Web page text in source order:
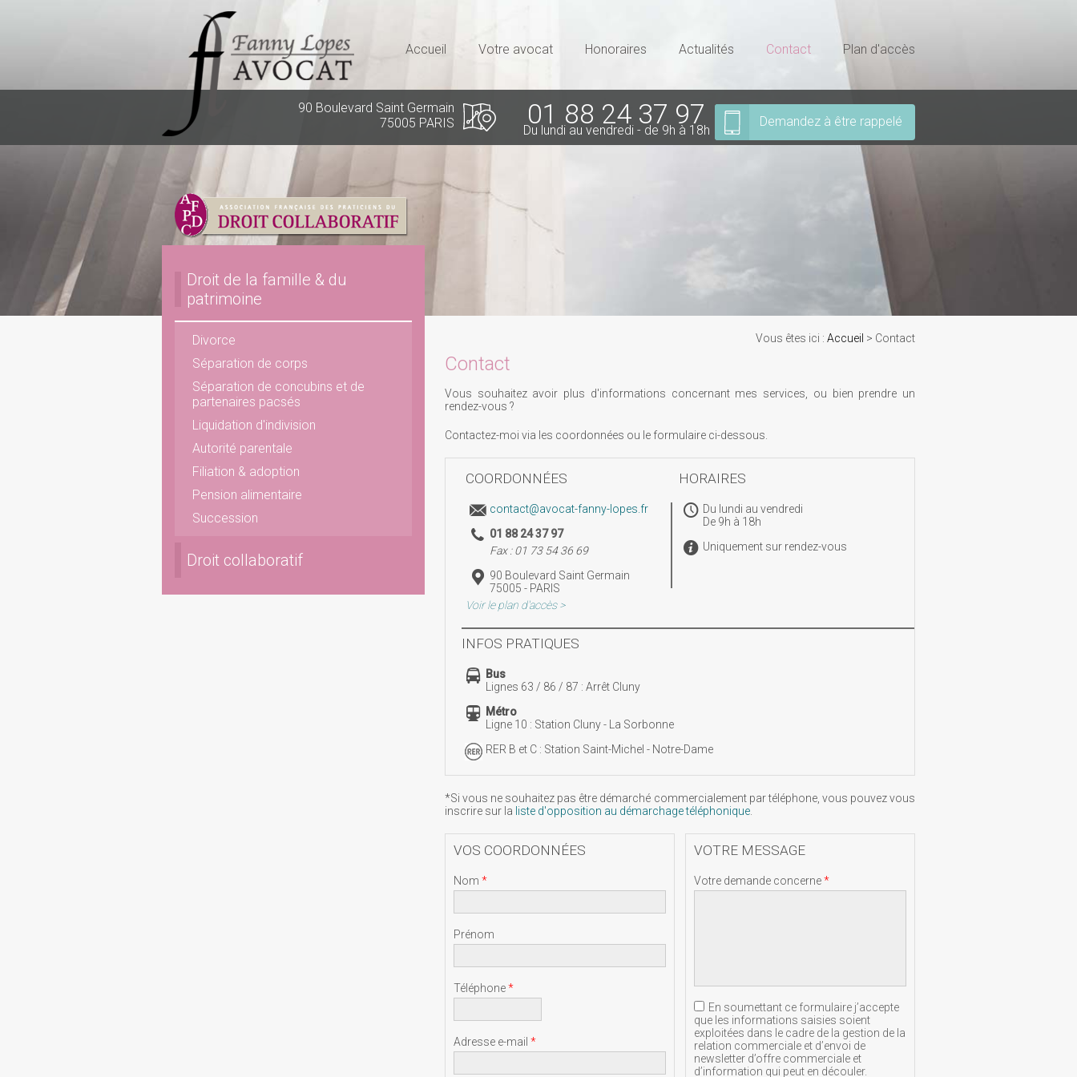
Accueil Votre avocat Honoraires Actualités Contact Plan d'accès
90 Boulevard Saint Germain
75005 PARIS
01 88 24 37 97
Du lundi au vendredi - de 9h à 18h
Demandez à être rappelé
Vous êtes ici : Accueil > Contact
Contact
Vous souhaitez avoir plus d'informations concernant mes services, ou bien prendre un
rendez-vous ?
Contactez-moi via les coordonnées ou le formulaire ci-dessous.
COORDONNÉES
contact@avocat-fanny-lopes.fr
01 88 24 37 97
Fax : 01 73 54 36 69
90 Boulevard Saint Germain
75005 - PARIS
Voir le plan d'accès >
HORAIRES
Du lundi au vendredi
De 9h à 18h
Uniquement sur rendez-vous
INFOS PRATIQUES
Bus
Lignes 63 / 86 / 87 : Arrêt Cluny
Métro
Ligne 10 : Station Cluny - La Sorbonne
RER B et C : Station Saint-Michel - Notre-Dame
*Si vous ne souhaitez pas être démarché commercialement par téléphone, vous pouvez vous
inscrire sur la liste d'opposition au démarchage téléphonique
VOS COORDONNÉES
Nom *
Prénom
Téléphone*
Adresse e-mail *
VOTRE MESSAGE
Votre demande concerne*
En soumettant ce formulaire j’accepte
que les informations saisies soient
exploitées dans le cadre de la gestion de la
relation commerciale et d’envoi de
newsletter d’offre commerciale et
d’information qui peut en découler.
Droit de la famille & du
patrimoine
Divorce
Séparation de corps
Séparation de concubins et de
partenaires pacsés
Liquidation d'indivision
Autorité parentale
Filiation & adoption
Pension alimentaire
Succession
Droit collaboratif